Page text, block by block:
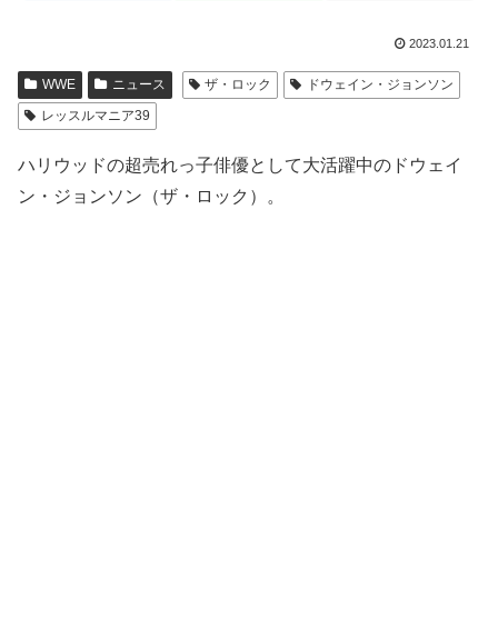
2023.01.21
WWE ニュース ザ・ロック
ドウェイン・ジョンソン
レッスルマニア39
ハリウッドの超売れっ子俳優として大活躍中のドウェイ
ン・ジョンソン（ザ・ロック）。